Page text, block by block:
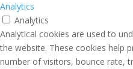
Analytics
Analytics
Analytical cookies are used to
the website. These cookies help
number of visitors, bounce rate,